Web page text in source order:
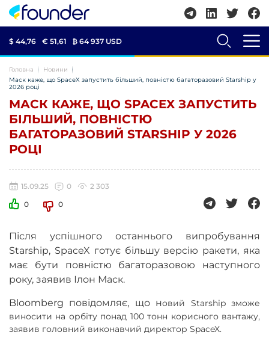
$ 44,76 € 51,61 ₿ 64 937 USD
Головна
Новини
Маск каже, що SpaceX запустить більший, повністю багаторазовий Starship у
2026 році
МАСК КАЖЕ, ЩО SPACEX ЗАПУСТИТЬ
БІЛЬШИЙ, ПОВНІСТЮ
БАГАТОРАЗОВИЙ STARSHIP У 2026
РОЦІ
15.09.25 0
2 303
0
0
Після успішного останнього випробування
Starship, SpaceX готує більшу версію ракети, яка
має бути повністю багаторазовою наступного
року, заявив Ілон Маск.
Bloomberg повідомляє, що новий Starship зможе
виносити на орбіту понад 100 тонн корисного вантажу,
заявив головний виконавчий директор SpaceX.